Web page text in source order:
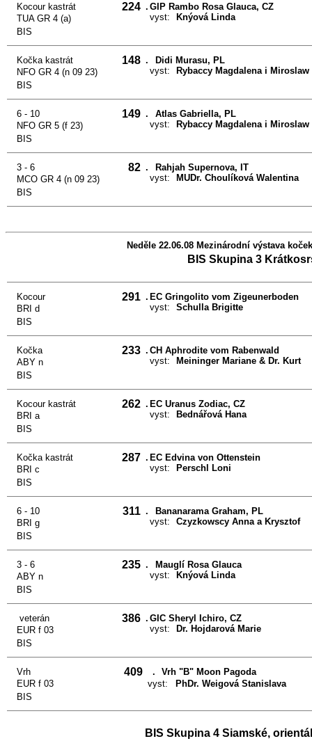
Kocour kastrát 224 .
TUA GR 4 (a)
GIP Rambo Rosa Glauca, CZ
vyst:
Knýová Linda
BIS
Kočka kastrát 148 .
NFO GR 4 (n 09 23)
Didi Murasu, PL
vyst:
Rybaccy Magdalena i Miroslaw
BIS
6 - 10 149 .
NFO GR 5 (f 23)
Atlas Gabriella, PL
vyst:
Rybaccy Magdalena i Miroslaw
BIS
3 - 6 82 .
MCO GR 4 (n 09 23)
Rahjah Supernova, IT
vyst:
MUDr. Choulíková Walentina
BIS
Neděle 22.06.08 Mezinárodní výstava
BIS Skupina 3
Kocour 291 .
BRI d
EC Gringolito vom Zigeunerboden
vyst:
Schulla Brigitte
BIS
Kočka 233 .
ABY n
CH Aphrodite vom Rabenwald
vyst:
Meininger Mariane & Dr. Kurt
BIS
Kocour kastrát 262 .
BRI a
EC Uranus Zodiac, CZ
vyst:
Bednářová Hana
BIS
Kočka kastrát 287 .
BRI c
EC Edvina von Ottenstein
vyst:
Perschl Loni
BIS
6 - 10 311 .
BRI g
Bananarama Graham, PL
vyst:
Czyzkowscy Anna a Krysztof
BIS
3 - 6 235 .
ABY n
Mauglí Rosa Glauca
vyst:
Knýová Linda
BIS
veterán 386 .
EUR f 03
GIC Sheryl Ichiro, CZ
vyst:
Dr. Hojdarová Marie
BIS
Vrh 409 .
Vrh "B" Moon Pagoda
EUR f 03
vyst:
PhDr. Weigová Stanislava
BIS
BIS Skupina 4 Siamské,